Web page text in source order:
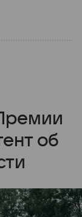
об